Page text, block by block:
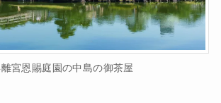
宮恩賜庭園の中島の御茶屋